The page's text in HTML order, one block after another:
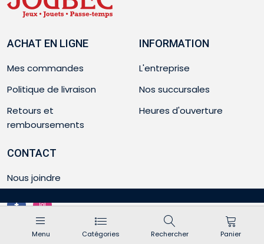
Menu Catégories Rechercher Panier
ACHAT EN LIGNE
Mes commandes
Politique de livraison
Retours et
remboursements
INFORMATION
L'entreprise
Nos succursales
Heures d'ouverture
CONTACT
Nous joindre